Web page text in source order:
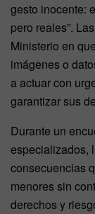
gesto inocente:
pero reales”.
Ministerio en
imágenes o
a actuar con
garantizar sus
Durante un
especializados,
consecuencias
menores sin
derechos y